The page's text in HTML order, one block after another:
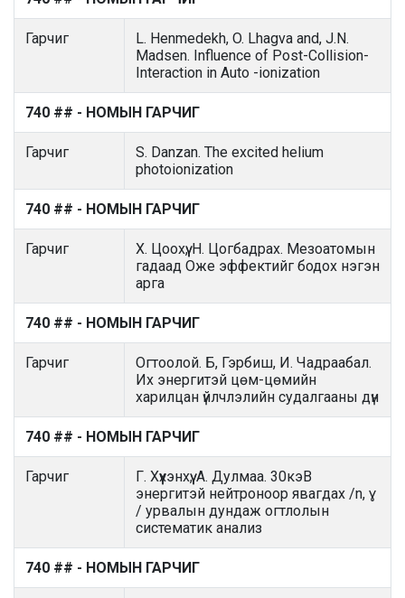
Гарчиг
L. Henmedekh, O. Lhagva and, J.N.
Madsen. Influence of Post-Collision-
Interaction in Auto -ionization
740 ## - НОМЫН ГАРЧИГ
Гарчиг
S. Danzan. The excited helium
photoionization
740 ## - НОМЫН ГАРЧИГ
Гарчиг
Х. Цоохүү, Н. Цогбадрах. Мезоатомын
гадаад Оже эффектийг бодох нэгэн
арга
740 ## - НОМЫН ГАРЧИГ
Гарчиг
Огтоолой. Б, Гэрбиш, И. Чадраабал.
Их энергитэй цөм-цөмийн
харилцан үйлчлэлийн судалгааны дүн
740 ## - НОМЫН ГАРЧИГ
Гарчиг
Г. Хүүхэнхүү, А. Дулмаа. 30кэВ
энергитэй нейтроноор явагдах /n, ɣ
/ урвалын дундаж огтлолын
систематик анализ
740 ## - НОМЫН ГАРЧИГ